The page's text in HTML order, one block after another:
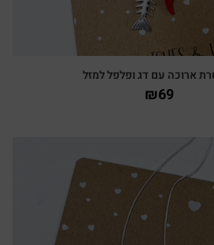
ארוכה עם דג ופלפל למזל
₪69
צפייה מהירה